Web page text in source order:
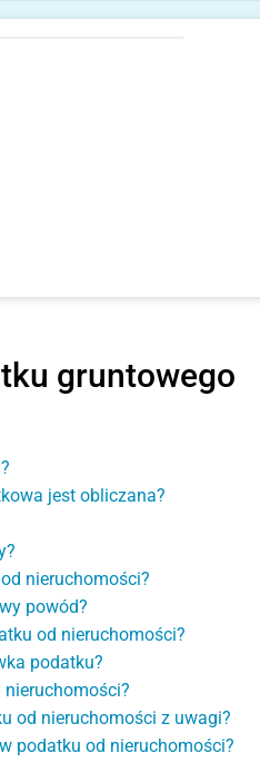
gruntowego
jest obliczana?
nieruchomości?
powód?
od nieruchomości?
podatku?
nieruchomości?
od nieruchomości z uwagi?
podatku od nieruchomości?